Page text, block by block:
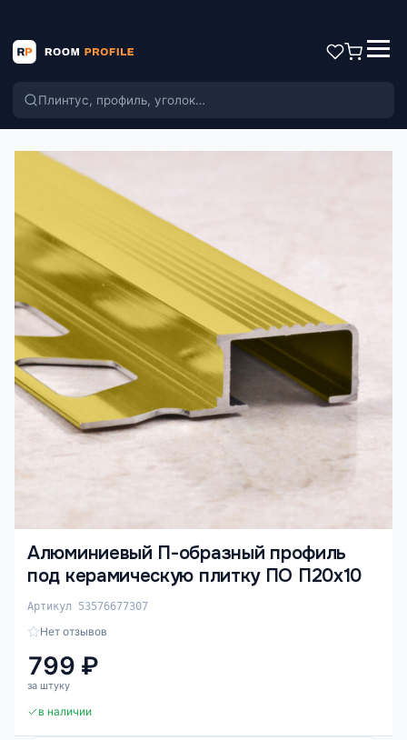
Поиск по каталогу
Алюминиевый П-образный профиль
под керамическую плитку ПО П20х10
Артикул 53576677307
Нет отзывов
799 ₽
за штуку
в наличии